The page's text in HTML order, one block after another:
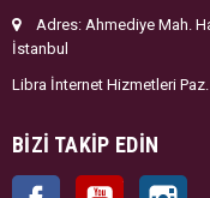
Adres: Ahmediye Mah.
İstanbul
Libra İnternet Hizmetleri
BIZI TAKIP EDIN
Facebook YouTube